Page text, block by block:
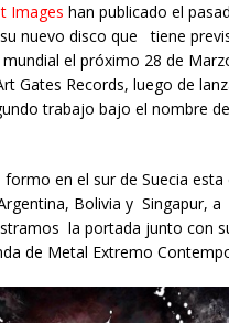
Images han publicado el
nuevo disco que tiene
el próximo 28 de
Gates Records, luego de
trabajo bajo el nombre de
formo en el sur de Suecia
Bolivia y Singapur, a
la portada junto con
de Metal Extremo